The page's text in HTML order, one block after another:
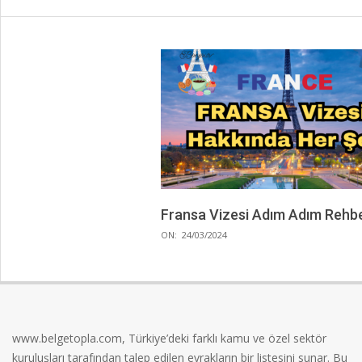
Fransa Vizesi Adım Adım
2024-
ON: 24/03/2024
www.belgetopla.com, Türkiye’deki farklı kamu ve özel sektör
kuruluşları tarafından talep edilen evrakların bir listesini sunar. Bu